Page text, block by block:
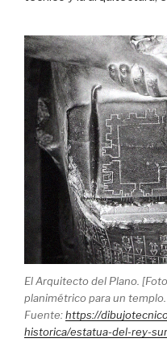
El Arquitecto del Plano.
planimétrico para un
Fuente:https://
historica/estatua-del-rey-